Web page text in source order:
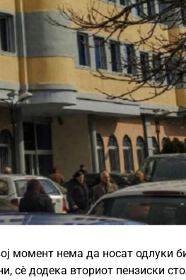
момент нема да носат одлуки
сè додека вториот пензиски